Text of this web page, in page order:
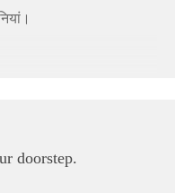
मिटाईं ॥
॥
doorstep.